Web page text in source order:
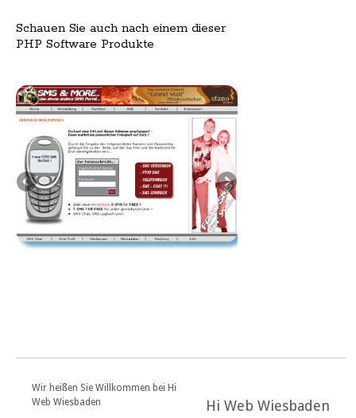
Schauen Sie auch nach einem dieser
PHP Software Produkte
Wir heißen Sie Willkommen bei Hi
Web Wiesbaden
Hi Web Wiesbaden